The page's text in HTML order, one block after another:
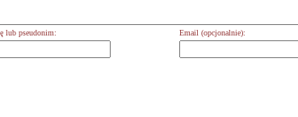
lub pseudonim: Email (opcjonalnie):